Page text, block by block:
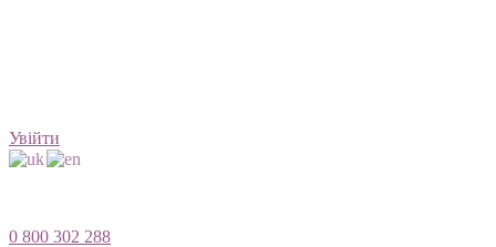
Увійти
0 800 302 288